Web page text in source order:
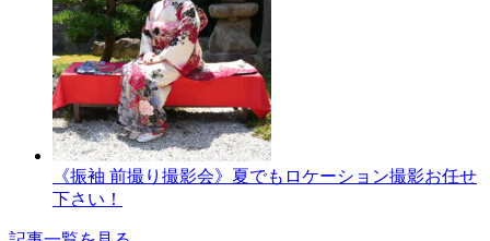
《振袖 前撮り撮影会》夏でもロケーション撮影お任せ
下さい！